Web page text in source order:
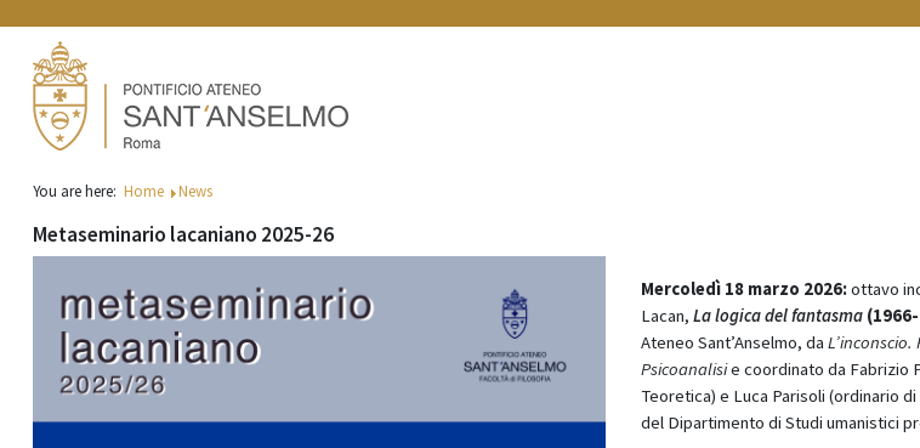
You are here: Home News
Metaseminario lacaniano 2025-26
Mercoledì 18 marzo 2026:ottavo
Lacan, La logica del fantasma
Ateneo Sant’Anselmo, da
Psicoanalisie coordinato da Fabrizio
Teoretica) e Luca Parisoli (ordinario
del Dipartimento di Studi umanistici